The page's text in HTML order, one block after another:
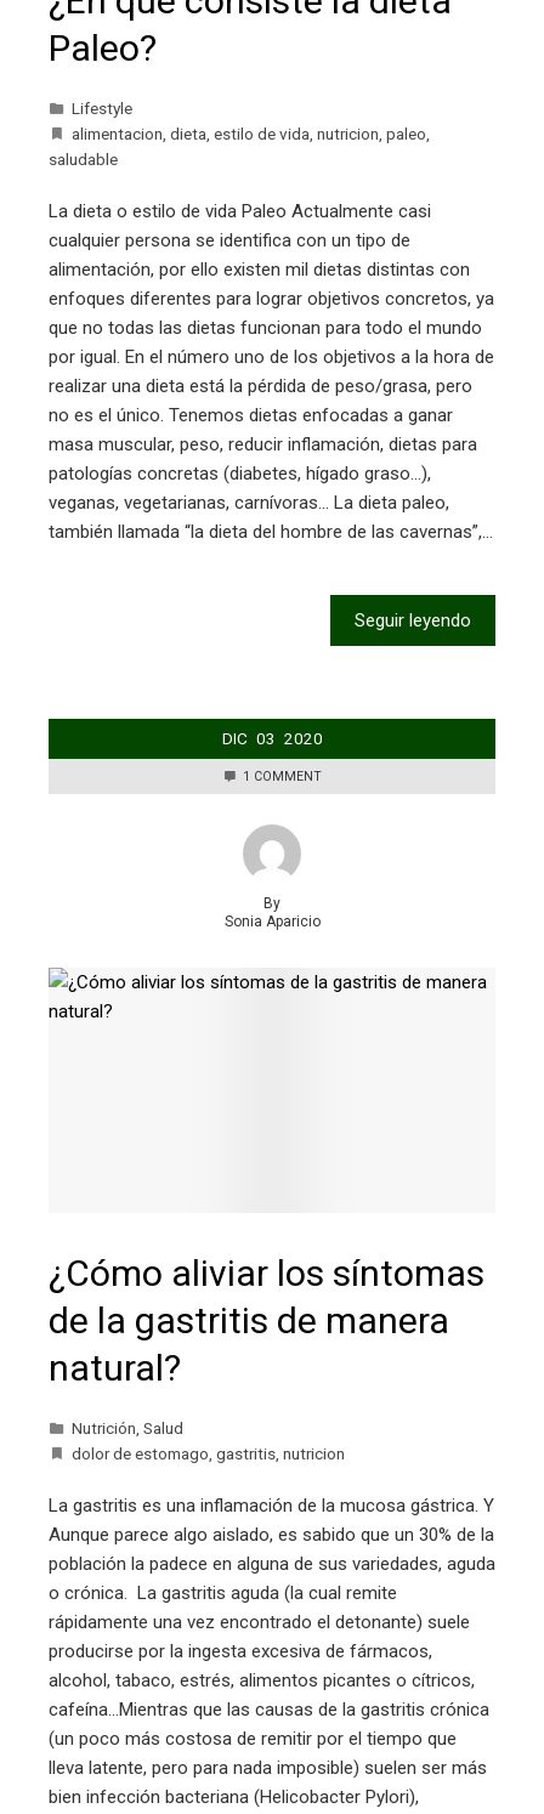
Paleo?
Lifestyle
alimentacion dieta estilo de vida nutricion paleo
saludable
La dieta o estilo de vida Paleo Actualmente casi
cualquier persona se identifica con un tipo de
alimentación, por ello existen mil dietas distintas con
enfoques diferentes para lograr objetivos concretos, ya
que no todas las dietas funcionan para todo el mundo
por igual. En el número uno de los objetivos a la hora de
realizar una dieta está la pérdida de peso/grasa, pero
no es el único. Tenemos dietas enfocadas a ganar
masa muscular, peso, reducir inflamación, dietas para
patologías concretas (diabetes, hígado graso…),
veganas, vegetarianas, carnívoras… La dieta paleo,
también llamada “la dieta del hombre de las cavernas”,…
Seguir leyendo
DIC 03 2020
1 COMMENT
By
Sonia Aparicio
¿Cómo aliviar los síntomas
de la gastritis de manera
natural?
Nutrición, Salud
dolor de estomago, gastritis, nutricion
La gastritis es una inflamación de la mucosa gástrica. Y
Aunque parece algo aislado, es sabido que un 30% de la
población la padece en alguna de sus variedades, aguda
o crónica. La gastritis aguda (la cual remite
rápidamente una vez encontrado el detonante) suele
producirse por la ingesta excesiva de fármacos,
alcohol, tabaco, estrés, alimentos picantes o cítricos,
cafeína…Mientras que las causas de la gastritis crónica
(un poco más costosa de remitir por el tiempo que
lleva latente, pero para nada imposible) suelen ser más
bien infección bacteriana (Helicobacter Pylori),